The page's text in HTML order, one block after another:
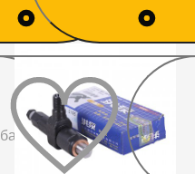
До
бажаного